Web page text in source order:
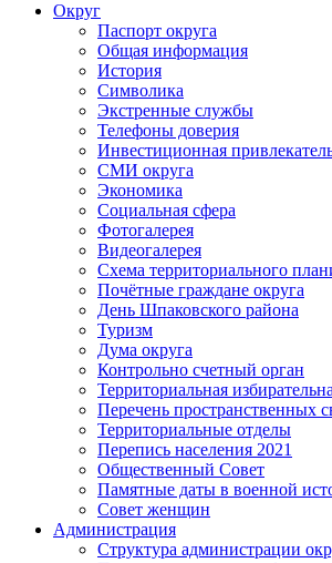
Округ
Паспорт округа
Общая информация
История
Символика
Экстренные службы
Телефоны доверия
Инвестиционная
СМИ округа
Экономика
Социальная сфера
Фотогалерея
Видеогалерея
Схема территориального
Почётные граждане округа
День Шпаковского района
Туризм
Дума округа
Контрольно счетный орган
Территориальная
Перечень пространственных
Территориальные отделы
Перепись населения 2021
Общественный Совет
Памятные даты в военной
Совет женщин
Администрация
Структура администрации